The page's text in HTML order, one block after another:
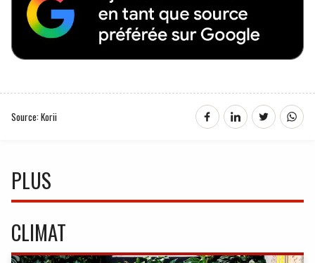
Source: Korii
PLUS
CLIMAT